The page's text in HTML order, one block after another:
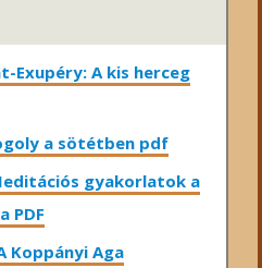
Exupéry: A kis herceg
a sötétben pdf
gyakorlatok a
PDF
Koppányi Aga